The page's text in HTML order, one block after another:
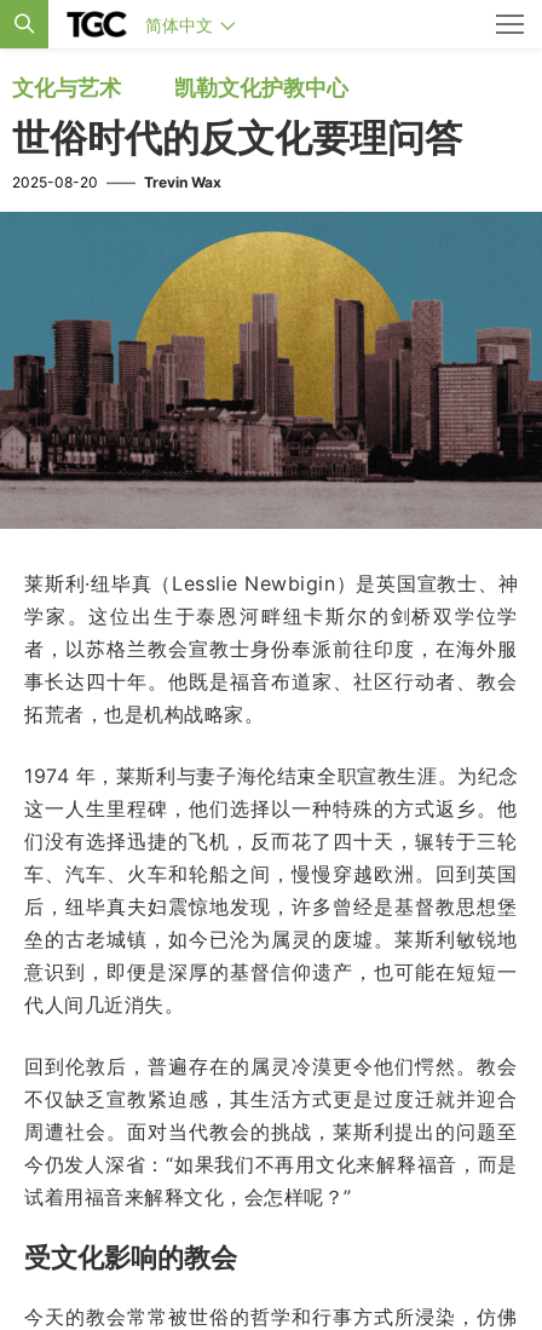
简体中文
文化与艺术 凯勒文化护教中心
世俗时代的反文化要理问答
2025-08-20 —— Trevin Wax
莱斯利·纽毕真（Lesslie Newbigin）是英国宣教士、神
学家。这位出生于泰恩河畔纽卡斯尔的剑桥双学位学
者，以苏格兰教会宣教士身份奉派前往印度，在海外服
事长达四十年。他既是福音布道家、社区行动者、教会
拓荒者，也是机构战略家。
1974 年，莱斯利与妻子海伦结束全职宣教生涯。为纪念
这一人生里程碑，他们选择以一种特殊的方式返乡。他
们没有选择迅捷的飞机，反而花了四十天，辗转于三轮
车、汽车、火车和轮船之间，慢慢穿越欧洲。回到英国
后，纽毕真夫妇震惊地发现，许多曾经是基督教思想堡
垒的古老城镇，如今已沦为属灵的废墟。莱斯利敏锐地
意识到，即便是深厚的基督信仰遗产，也可能在短短一
代人间几近消失。
回到伦敦后，普遍存在的属灵冷漠更令他们愕然。教会
不仅缺乏宣教紧迫感，其生活方式更是过度迁就并迎合
周遭社会。面对当代教会的挑战，莱斯利提出的问题至
今仍发人深省：“如果我们不再用文化来解释福音，而是
试着用福音来解释文化，会怎样呢？”
受文化影响的教会
今天的教会常常被世俗的哲学和行事方式所浸染，仿佛